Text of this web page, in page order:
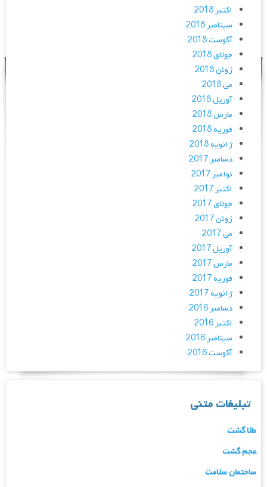
اکتبر 2018
سپتامبر 2018
آگوست 2018
جولای 2018
ژوئن 2018
می 2018
آوریل 2018
مارس 2018
فوریه 2018
ژانویه 2018
دسامبر 2017
نوامبر 2017
اکتبر 2017
جولای 2017
ژوئن 2017
می 2017
آوریل 2017
مارس 2017
فوریه 2017
ژانویه 2017
دسامبر 2016
اکتبر 2016
سپتامبر 2016
آگوست 2016
تبلیغات متنی
طلا گشت
عجم گشت
ساختمان سلامت